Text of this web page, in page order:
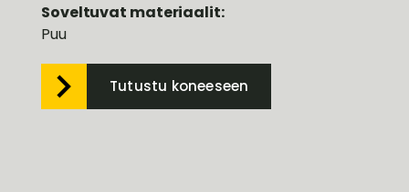
Soveltuvat materiaalit:
Puu
Tutustu koneeseen